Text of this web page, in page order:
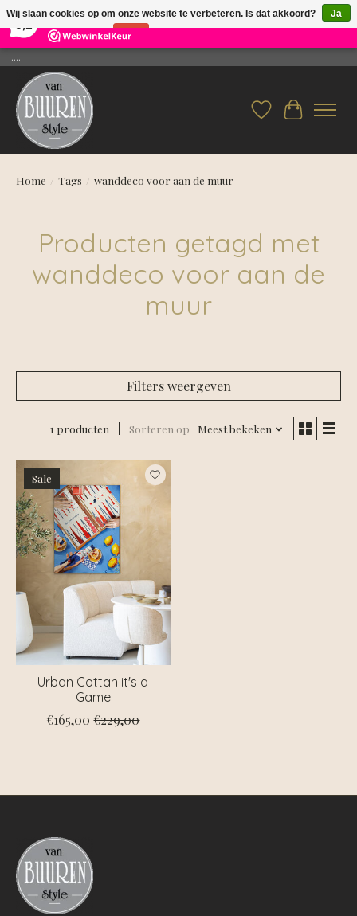
26 Reviews ×
....
Verlanglijst
Home / Tags / wanddeco voor aan de muur
Producten getagd met
wanddeco voor aan de
muur
Filters weergeven
1 producten Sorteren op Meest bekeken
Sale
Urban Cottan it's a
Game
€165,00 €229,00
Wij slaan cookies op om onze website te verbeteren. Is dat akkoord?
Ja
Nee